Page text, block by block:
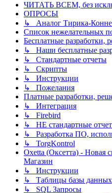
ЧИТАТЬ ВСЕМ, без
ОПРОСЫ
↳ Аналог Тирика-
Список нежелательных
Бесплатные разработки,
↳ Наши бесплатные
↳ Стандартные отчеты
↳ Скрипты
↳ Инструкции
↳ Пожелания
Платные разработки,
↳ Интеграция
↳ Firebird
↳ НЕ стандартные
↳ Разработка ПО,
↳ TorgKontrol
Oxetta (Оксетта) - Новая
Магазин
↳ Инструкции
↳ Таблицы базы данных
↳ SQL Запросы